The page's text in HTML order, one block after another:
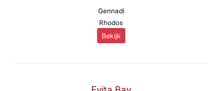
Gennadi
Rhodos
Bekijk